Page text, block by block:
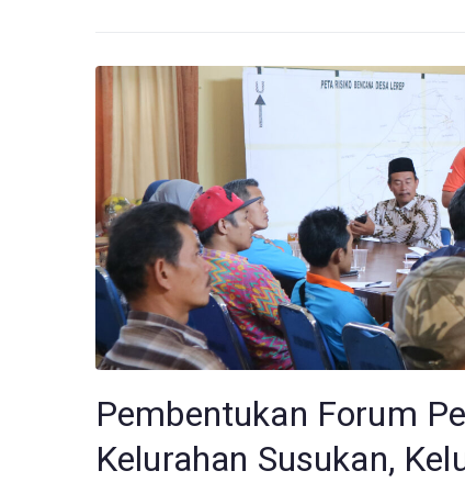
Pembentukan Forum
Kelurahan Susukan,